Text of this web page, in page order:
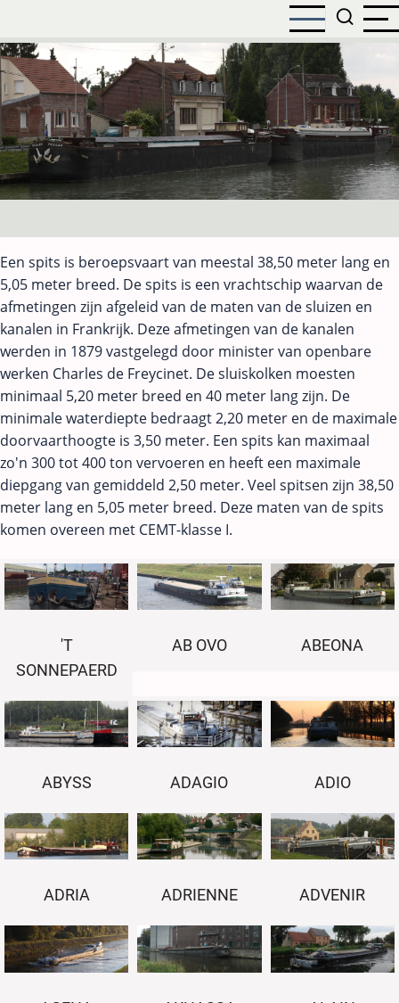
Inhalt
Een spits is beroepsvaart van meestal 38,50 meter lang en
5,05 meter breed. De spits is een vrachtschip waarvan de
afmetingen zijn afgeleid van de maten van de sluizen en
kanalen in Frankrijk. Deze afmetingen van de kanalen
werden in 1879 vastgelegd door minister van openbare
werken Charles de Freycinet. De sluiskolken moesten
minimaal 5,20 meter breed en 40 meter lang zijn. De
minimale waterdiepte bedraagt 2,20 meter en de maximale
doorvaarthoogte is 3,50 meter. Een spits kan maximaal
zo'n 300 tot 400 ton vervoeren en heeft een maximale
diepgang van gemiddeld 2,50 meter. Veel spitsen zijn 38,50
meter lang en 5,05 meter breed. Deze maten van de spits
komen overeen met CEMT-klasse I.
'T
SONNEPAERD
AB OVO ABEONA
ABYSS ADAGIO ADIO
ADRIA ADRIENNE ADVENIR